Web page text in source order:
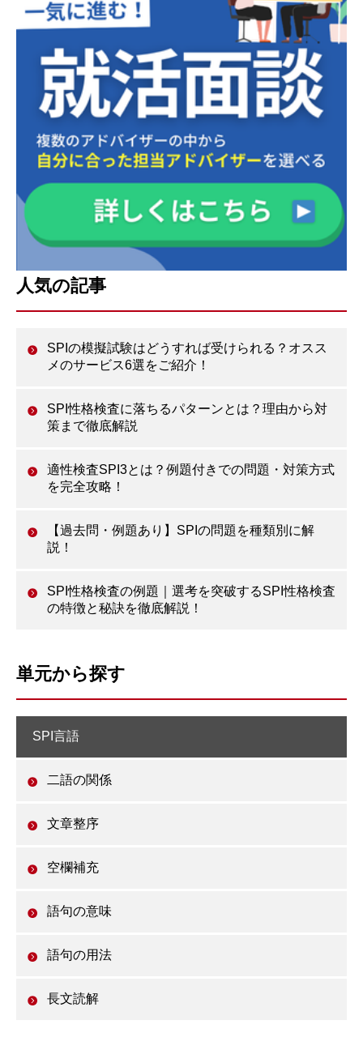
人気の記事
SPIの模擬試験はどうすれば受けられる？オスス
メのサービス6選をご紹介！
SPI性格検査に落ちるパターンとは？理由から対
策まで徹底解説
適性検査SPI3とは？例題付きでの問題・対策方式
を完全攻略！
【過去問・例題あり】SPIの問題を種類別に解
説！
SPI性格検査の例題｜選考を突破するSPI性格検査
の特徴と秘訣を徹底解説！
単元から探す
SPI言語
二語の関係
文章整序
空欄補充
語句の意味
語句の用法
長文読解